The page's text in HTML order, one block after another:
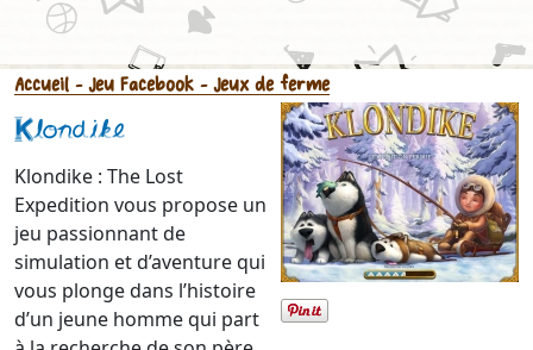
Accueil - Jeu Facebook - Jeux de ferme
Klondike
Klondike : The Lost
Expedition vous propose un
jeu passionnant de
simulation et d’aventure qui
vous plonge dans l’histoire
d’un jeune homme qui part